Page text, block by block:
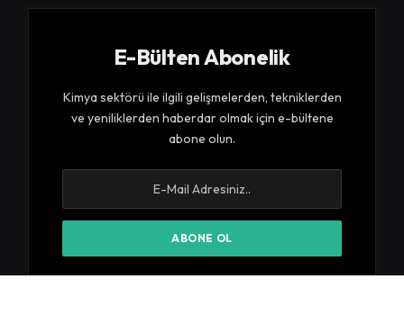
E-Bülten Abonelik
Kimya sektörü ile ilgili gelişmelerden, tekniklerden
ve yeniliklerden haberdar olmak için e-bültene
abone olun.